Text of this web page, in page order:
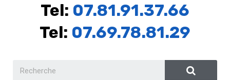
Tel: 07.81.91.37.66
Tel: 07.69.78.81.29